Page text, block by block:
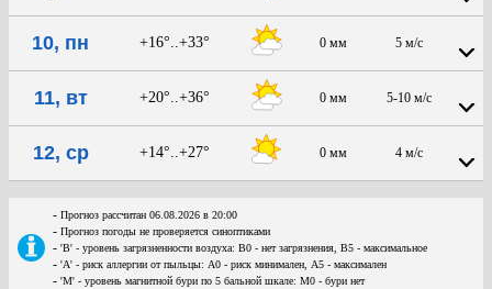
10, пн +16°..+33° 0 мм 5 м/с
11, вт +20°..+36° 0 мм 5-10 м/с
12, ср +14°..+27° 0 мм 4 м/с
- Прогноз рассчитан 06.08.2026 в 20:00
- Прогноз погоды не проверяется синоптиками
- 'В' - уровень загрязненности воздуха: В0 - нет загрязнения, В5 - максимальное
- 'А' - риск аллергии от пыльцы: А0 - риск минимален, А5 - максимален
- 'М' - уровень магнитной бури по 5 бальной шкале: М0 - бури нет